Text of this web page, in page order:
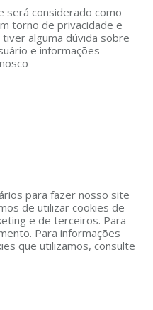
será considerado como
torno de privacidade e
alguma dúvida sobre
e informações
para fazer nosso site
de utilizar cookies de
e de terceiros. Para
Para informações
que utilizamos, consulte